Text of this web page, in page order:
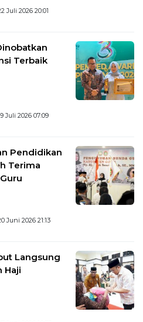
Juli 2026 20:01
Terbaik
Juli 2026 07:09
Pendidikan
Terima
Juni 2026 21:13
Langsung
Haji